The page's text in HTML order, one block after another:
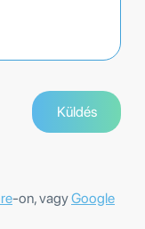
-on, vagyGoogle